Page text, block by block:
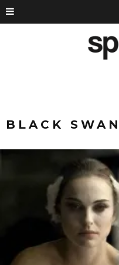
BLACK SWAN